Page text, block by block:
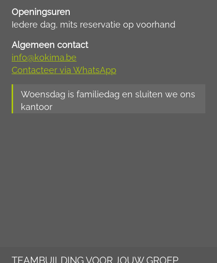
Openingsuren
Iedere dag, mits reservatie op voorhand
Algemeen contact
info@kokima.be
Contacteer via WhatsApp
Woensdag is familiedag en sluiten we ons
kantoor
TEAMBUILDING VOOR JOUW GROEP